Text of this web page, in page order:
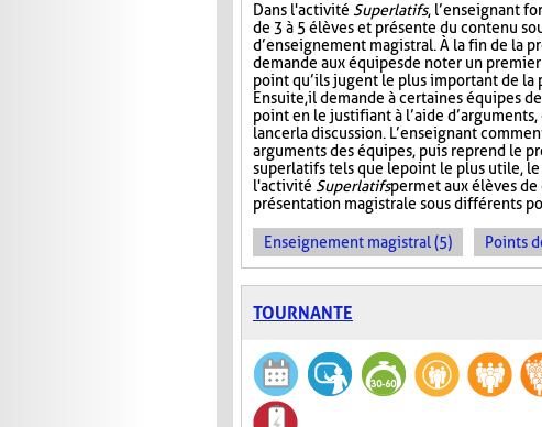
Dans l'activité Superlatifs, l’enseignant
de 3 à 5 élèves et présente du contenu
d’enseignement magistral. À la fin de la
demande aux équipes de noter un
point qu’ils jugent le plus important de la
Ensuite, il demande à certaines équipes
point en le justifiant à l’aide
lancer la discussion. L’enseignant
arguments des équipes, puis reprend le
superlatifs tels que le point le plus utile,
l'activité Superlatifspermet aux élèves
présentation magistrale sous différents
Enseignement magistral (5) Points
TOURNANTE